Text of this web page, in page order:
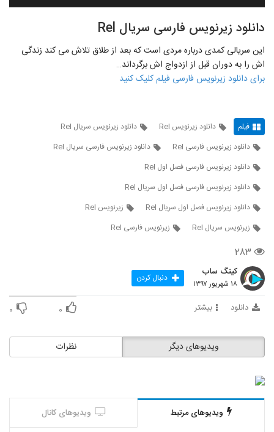
دانلود زیرنویس فارسی سریال Rel
این سریالی کمدی درباره مردی است که بعد از طلاق تلاش می کند زندگی
اش را به دوران قبل از ازدواج اش برگرداند…
برای دانلود زیرنویس فارسی فیلم کلیک کنید
فیلم دانلود زيرنويس Rel
دانلود زيرنويس سريال Rel
دانلود زيرنويس فارسی Rel
دانلود زيرنويس فارسی سريال Rel
دانلود زيرنويس فارسی فصل اول Rel
دانلود زيرنويس فارسی فصل اول سريال Rel
دانلود زيرنويس فصل اول سريال Rel
زيرنويس Rel
زيرنويس سريال Rel
زيرنويس فارسی Rel
۲۸۳
کینگ ساب
۱۸ شهریور ۱۳۹۷ دنبال کردن
دانلود بیشتر ۰ ۰
نظرات ویدیوهای دیگر
ویدیوهای مرتبط ویدیوهای کانال